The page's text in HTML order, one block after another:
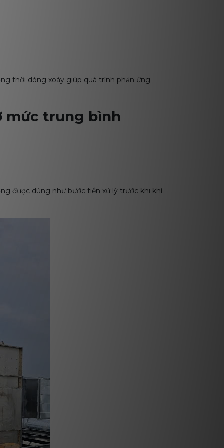
thời dòng xoáy giúp quá trình phản ứng
mức trung bình
được dùng như bước tiền xử lý trước khi khí